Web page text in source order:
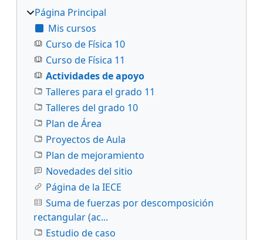
Página Principal
Mis cursos
Curso de Física 10
Curso de Física 11
Actividades de apoyo
Talleres para el grado 11
Talleres del grado 10
Plan de Área
Proyectos de Aula
Plan de mejoramiento
Novedades del sitio
Página de la IECE
Suma de fuerzas por descomposición
rectangular (ac...
Estudio de caso